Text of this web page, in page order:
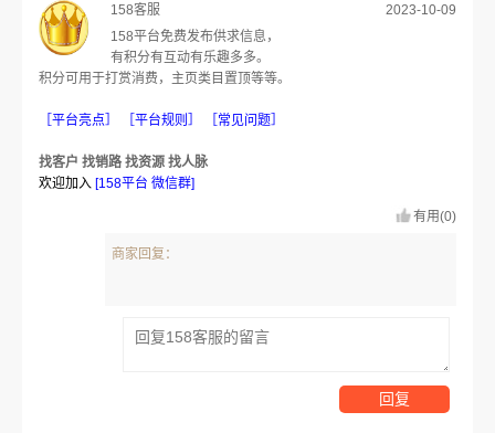
158客服
2023-10-09
158平台免费发布供求信息，
有积分有互动有乐趣多多。
积分可用于打赏消费，主页类目置顶等等。
平台亮点］ ［ 平台规则 ］ ［ 常见问 题］
找客户 找销路 找资源 找人脉
欢迎加入 [158平台 微信群]
有用(0)
商家回复：